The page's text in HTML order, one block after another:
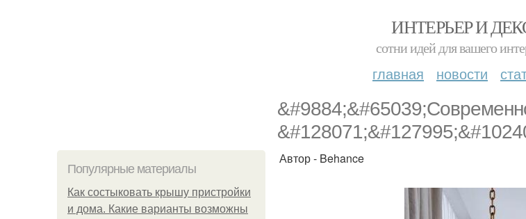
ИНТЕРЬЕР И
сотни идей для вашего
главная новости
Популярные материалы
Как состыковать крышу пристройки
и дома. Какие варианты возможны
Автор - Behance